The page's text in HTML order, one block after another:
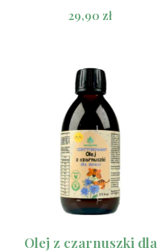
29,90 zł
Olej z czarnuszki dla